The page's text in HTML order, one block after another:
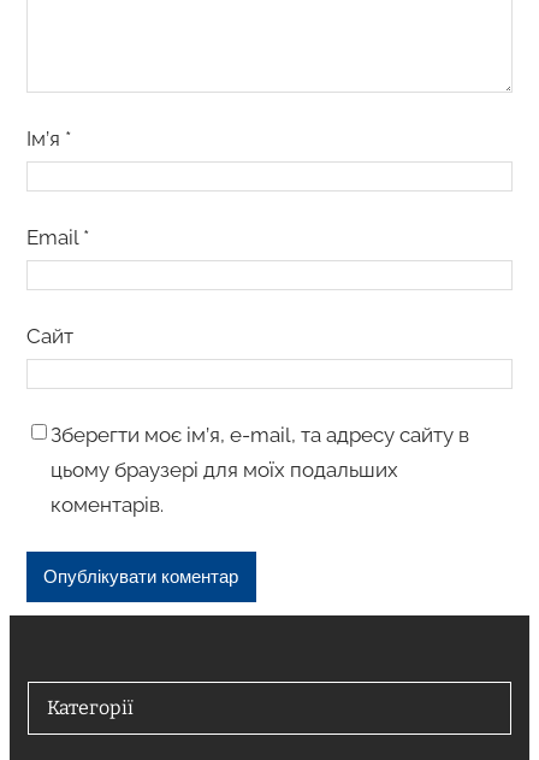
Ім’я *
Email *
Сайт
Зберегти моє ім’я, e-mail, та адресу сайту в
цьому браузері для моїх подальших
коментарів.
Категорії